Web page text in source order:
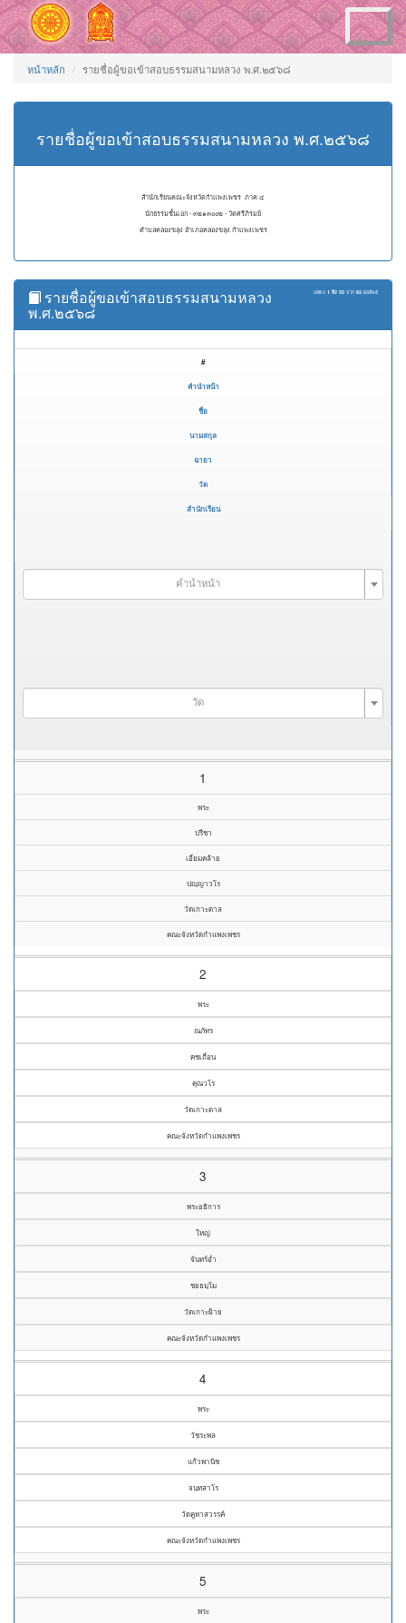
Toggle
navigation
หน้าหลัก รายชื่อผู้ขอเข้าสอบธรรมสนามหลวง พ.ศ.๒๕๖๘
รายชื่อผู้ขอเข้าสอบธรรมสนามหลวง พ.ศ.๒๕๖๘
สำนักเรียนคณะจังหวัดกำแพงเพชร ภาค ๔
นักธรรมชั้นเอก - ๓๒๑๓๐๐๒ - วัดศรีภิรมย์
ตำบลคลองขลุง อำเภอคลองขลุง กำแพงเพชร
แสดง 1 ถึง 50 จาก 82 ผลลัพธ์
รายชื่อผู้ขอเข้าสอบธรรมสนามหลวง
พ.ศ.๒๕๖๘
#
คำนำหน้า
ชื่อ
นามสกุล
ฉายา
วัด
สำนักเรียน
คำนำหน้า
วัด
1
พระ
ปรีชา
เอี่ยมคล้าย
ปญฺญาวโร
วัดเกาะตาล
คณะจังหวัดกำแพงเพชร
2
พระ
ณภัทร
คชเถื่อน
คุณวโร
วัดเกาะตาล
คณะจังหวัดกำแพงเพชร
3
พระอธิการ
ใหญ่
จันทร์อ่ำ
ชยธมฺโม
วัดเกาะฝ้าย
คณะจังหวัดกำแพงเพชร
4
พระ
วัชระพล
แก้วพานิช
จนฺทสาโร
วัดคูหาสวรรค์
คณะจังหวัดกำแพงเพชร
5
พระ